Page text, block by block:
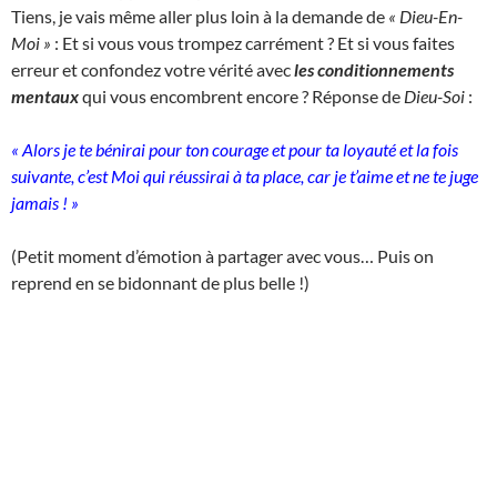
Tiens, je vais même aller plus loin à la demande de « Dieu-En-
Moi » : Et si vous vous trompez carrément ? Et si vous faites
erreur et confondez votre vérité avecles conditionnements
mentauxqui vous encombrent encore ? Réponse de Dieu-Soi :
« Alors je te bénirai pour ton courage et pour ta loyauté et la fois
suivante, c’est Moi qui réussirai à ta place, car je t’aime et ne te juge
jamais ! »
(Petit moment d’émotion à partager avec vous… Puis on
reprend en se bidonnant de plus belle !)